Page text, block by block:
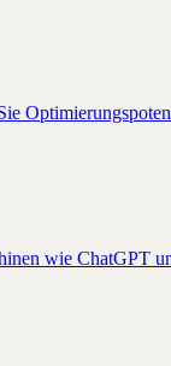
wie ChatGPT